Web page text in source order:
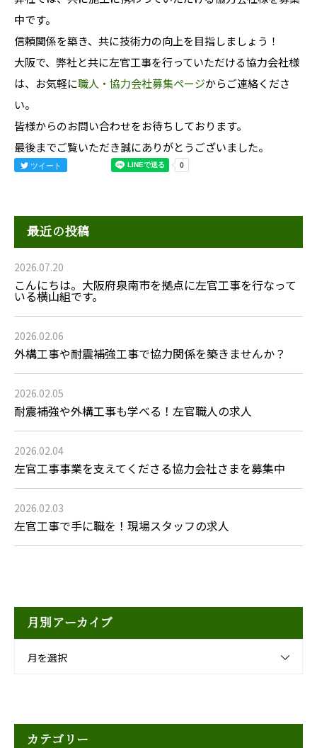
中です。
信頼関係を築き、共に技術力の向上を目指しましょう！
大阪で、弊社と共に左官工事を行っていただける協力会社様
は、お気軽に職人・協力会社募集ページからご連絡くださ
い。
皆様からのお問い合わせをお待ちしております。
最後までご覧いただき誠にありがとうございました。
ツイート
最近の投稿
2026.07.20
こんにちは。大阪府泉南市を拠点に左官工事を行なって
いる横山組です。
2026.02.06
外構工事や耐震補強工事で協力関係を築きませんか？
2026.02.05
耐震補強や外構工事も学べる！左官職人の求人
2026.02.04
左官工事事業を支えてくださる協力会社さまを募集中
2026.02.03
左官工事で手に職を！現場スタッフの求人
月別アーカイブ
月を選択
カテゴリー